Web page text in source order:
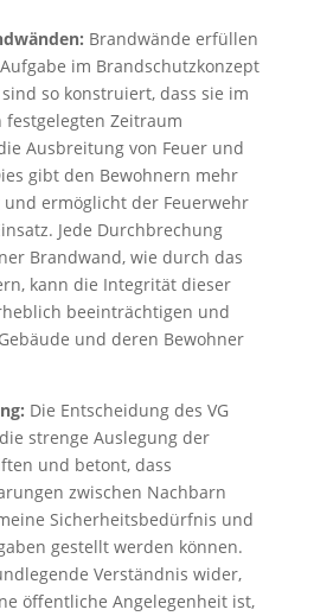
Brandwände erfüllen
im Brandschutzkonzept
so konstruiert, dass sie im
Zeitraum
Ausbreitung von Feuer und
gibt den Bewohnern mehr
ermöglicht der Feuerwehr
Jede Durchbrechung
Brandwand, wie durch das
kann die Integrität dieser
beeinträchtigen und
und deren Bewohner
Die Entscheidung des VG
strenge Auslegung der
und betont, dass
zwischen Nachbarn
Sicherheitsbedürfnis und
gestellt werden können.
Verständnis wider,
öffentliche Angelegenheit ist,